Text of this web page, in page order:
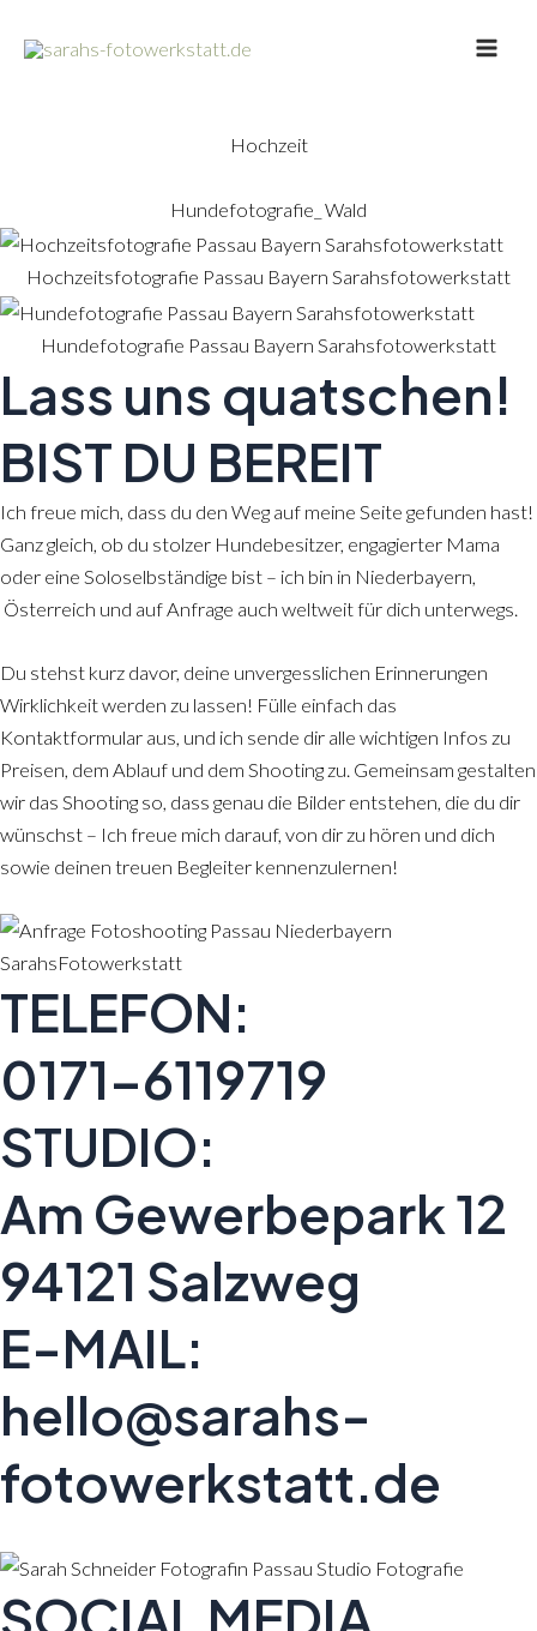
Inhalt
Hochzeit
Hundefotografie_ Wald
Hochzeitsfotografie Passau Bayern Sarahsfotowerkstatt
Hundefotografie Passau Bayern Sarahsfotowerkstatt
Lass uns quatschen!
BIST DU BEREIT
Ich freue mich, dass du den Weg auf meine Seite gefunden hast!
Ganz gleich, ob du stolzer Hundebesitzer, engagierter Mama
oder eine Soloselbständige bist – ich bin in Niederbayern,
Österreich und auf Anfrage auch weltweit für dich unterwegs.
Du stehst kurz davor, deine unvergesslichen Erinnerungen
Wirklichkeit werden zu lassen! Fülle einfach das
Kontaktformular aus, und ich sende dir alle wichtigen Infos zu
Preisen, dem Ablauf und dem Shooting zu. Gemeinsam gestalten
wir das Shooting so, dass genau die Bilder entstehen, die du dir
wünschst – Ich freue mich darauf, von dir zu hören und dich
sowie deinen treuen Begleiter kennenzulernen!
TELEFON:
0171-6119719
STUDIO:
Am Gewerbepark 12
94121 Salzweg
E-MAIL:
hello@sarahs-
fotowerkstatt.de
SOCIAL MEDIA